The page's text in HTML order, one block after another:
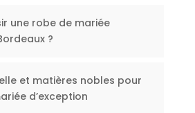
une robe de mariée
?
et matières nobles pour
d’exception